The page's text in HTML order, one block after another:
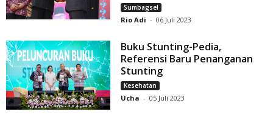
Sumbagsel
Rio Adi - 06 Juli 2023
Buku Stunting-Pedia,
Referensi Baru Penanganan
Stunting
Kesehatan
Ucha - 05 Juli 2023